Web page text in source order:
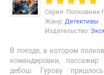
Серия: Полковник
Жанр: Детективы
Издательство:
В поезде, в котором
командировки,
дебош. Гурову